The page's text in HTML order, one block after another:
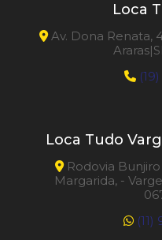
Loca
Av. Dona Renata,
Loca Tudo
Rodovia
Margarida, -
(11)